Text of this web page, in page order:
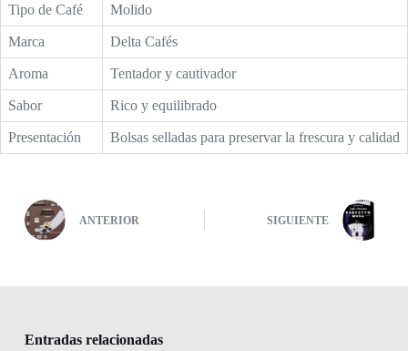
Tipo de Café Molido
Marca Delta Cafés
Aroma Tentador y cautivador
Sabor Rico y equilibrado
Presentación Bolsas selladas para preservar la frescura y calidad
ANTERIOR SIGUIENTE
Entradas relacionadas